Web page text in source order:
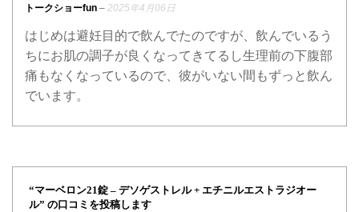
5段階中5 の評価
トークショーfun – 2025年4月06日
はじめは避妊目的で飲んでたのですが、飲んでいるう
ちにお肌の調子が良くなってきてるし生理前の下腹部
痛もなくなっているので、彼がいない間もずっと飲ん
でいます。
“マーベロン21錠 – デソゲストレル + エチニルエストラジオー
ル” の口コミを投稿します